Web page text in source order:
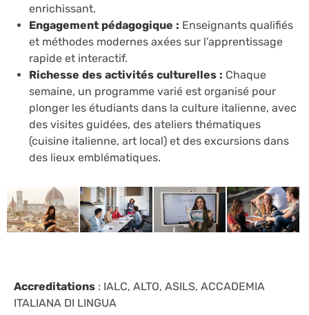
enrichissant.
Engagement pédagogique : Enseignants qualifiés
et méthodes modernes axées sur l’apprentissage
rapide et interactif.
Richesse des activités culturelles : Chaque
semaine, un programme varié est organisé pour
plonger les étudiants dans la culture italienne, avec
des visites guidées, des ateliers thématiques
(cuisine italienne, art local) et des excursions dans
des lieux emblématiques.
Accreditations : IALC, ALTO, ASILS, ACCADEMIA
ITALIANA DI LINGUA